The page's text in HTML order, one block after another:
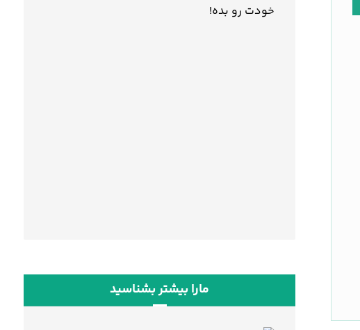
خودت رو بده!
مارا بیشتر بشناسید